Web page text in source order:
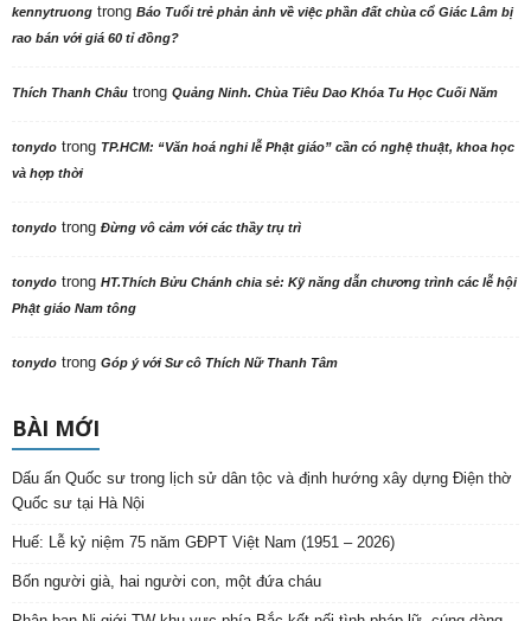
kennytruong trong Báo Tuổi trẻ phản ảnh về việc phần đất chùa cổ Giác Lâm bị
rao bán với giá 60 tỉ đồng?
Thích Thanh Châu trong Quảng Ninh. Chùa Tiêu Dao Khóa Tu Học Cuối Năm
tonydo trong TP.HCM: “Văn hoá nghi lễ Phật giáo” cần có nghệ thuật, khoa học
và hợp thời
tonydo trong Đừng vô cảm với các thầy trụ trì
tonydo trong HT.Thích Bửu Chánh chia sẻ: Kỹ năng dẫn chương trình các lễ hội
Phật giáo Nam tông
tonydo trong Góp ý với Sư cô Thích Nữ Thanh Tâm
BÀI MỚI
Dấu ấn Quốc sư trong lịch sử dân tộc và định hướng xây dựng Điện thờ
Quốc sư tại Hà Nội
Huế: Lễ kỷ niệm 75 năm GĐPT Việt Nam (1951 – 2026)
Bốn người già, hai người con, một đứa cháu